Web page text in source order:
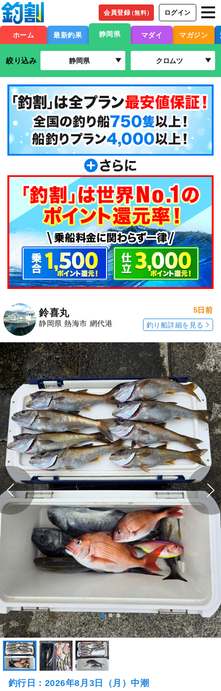
会員登録（無料） ログイン
ホーム 最新釣果 静岡県 マダイ マガジン
絞り込み 静岡県 クロムツ
鈴喜丸
静岡県 熱海市 網代港
5日前
釣り船詳細を見る
釣行日：2026年8月3日（月）中潮